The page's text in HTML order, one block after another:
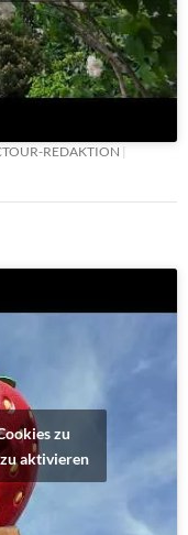
REDAKTION
zu
aktivieren